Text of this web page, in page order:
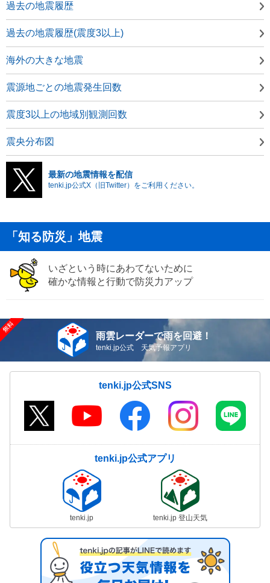
過去の地震履歴
過去の地震履歴(震度3以上)
海外の大きな地震
震源地ごとの地震発生回数
震度3以上の地域別観測回数
震央分布図
最新の地震情報を配信
tenki.jp公式X（旧Twitter）をご利用ください。
「知る防災」地震
いざという時にあわてないために
確かな情報と行動で防災力アップ
雨雲レーダーで雨を回避！
tenki.jp公式 天気予報アプリ
tenki.jp公式SNS
tenki.jp公式アプリ
tenki.jp tenki.jp 登山天気